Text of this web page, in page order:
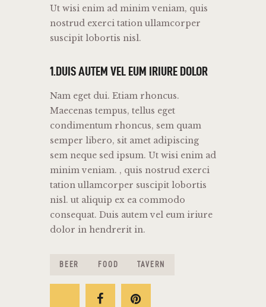
Ut wisi enim ad minim veniam, quis
nostrud exerci tation ullamcorper
suscipit lobortis nisl.
1.DUIS AUTEM VEL EUM IRIURE DOLOR
Nam eget dui. Etiam rhoncus.
Maecenas tempus, tellus eget
condimentum rhoncus, sem quam
semper libero, sit amet adipiscing
sem neque sed ipsum. Ut wisi enim ad
minim veniam. , quis nostrud exerci
tation ullamcorper suscipit lobortis
nisl. ut aliquip ex ea commodo
consequat. Duis autem vel eum iriure
dolor in hendrerit in.
BEER FOOD TAVERN